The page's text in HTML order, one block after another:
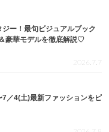
ジー！最旬ビジュアルブック
豪華モデルを徹底解説♡
2026.7.7
7／4(土)最新ファッションをピ